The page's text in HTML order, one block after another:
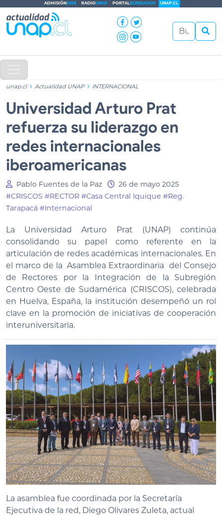
ADMISIÓN2026 RADIOUNAP PORTALEGRESADOS UNAP.CL
unap.cl Actualidad UNAP INTERNACIONAL
Universidad Arturo Prat
refuerza su liderazgo en
redes internacionales
iberoamericanas
Pablo Fuentes de la Paz
26 de mayo 2025
#CRISCOS #RECTOR #Casa Central Iquique #Reg.
Tarapacá #Internacional
La Universidad Arturo Prat (UNAP) continúa
consolidando su papel como referente en la
articulación de redes académicas internacionales. En
el marco de la Asamblea Extraordinaria del Consejo
de Rectores por la Integración de la Subregión
Centro Oeste de Sudamérica (CRISCOS), celebrada
en Huelva, España, la institución desempeñó un rol
clave en la promoción de iniciativas de cooperación
interuniversitaria.
La asamblea fue coordinada por la Secretaría
Ejecutiva de la red, Diego Olivares Zuleta, actual